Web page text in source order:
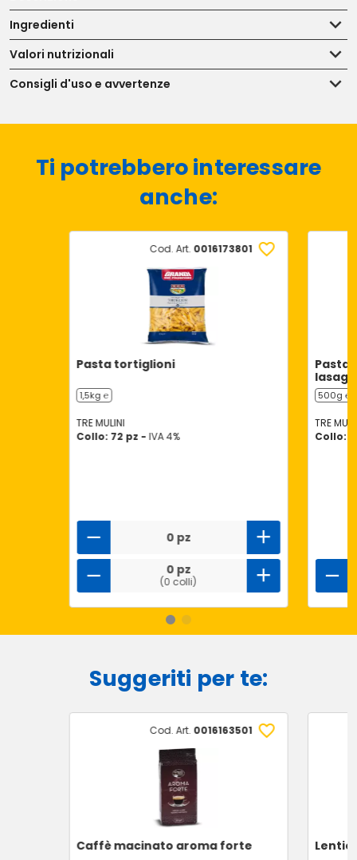
Ingredienti
Valori nutrizionali
Consigli d'uso e avvertenze
Ti potrebbero interessare
anche:
Cod. Art. 0016173801
Pasta tortiglioni
1,5kg ℮
TRE MULINI
Collo: 72 pz - IVA 4%
0 pz
0 pz
(0 colli)
Pasta
500g ℮
TRE
Collo:
Suggeriti per te:
Cod. Art. 0016163501
Caffè macinato aroma forte